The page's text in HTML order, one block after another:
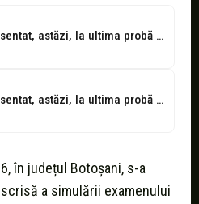
Peste 330 de elevi au absentat, astăzi, la ultima probă a simulării...
Peste 330 de elevi au absentat, astăzi, la ultima probă a simulării...
în județul Botoșani, s-a
a simulării examenului